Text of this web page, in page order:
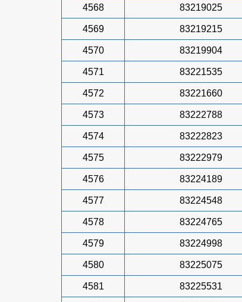
4568 83219025
4569 83219215
4570 83219904
4571 83221535
4572 83221660
4573 83222788
4574 83222823
4575 83222979
4576 83224189
4577 83224548
4578 83224765
4579 83224998
4580 83225075
4581 83225531